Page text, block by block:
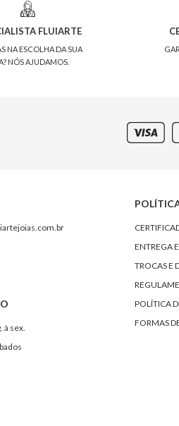
FLUIARTE
NA ESCOLHA DA SUA
NÓS AJUDAMOS.
à sex.
ENTREGA
TROCAS E
POLÍTICA
FORMAS